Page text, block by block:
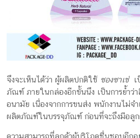
จึงจะเห็นได้ว่า ผู้ผลิตปกติใช้ ซองซาเช่
ภัณฑ์ ภายในกล่องอีกขั้นนึง เป็นการย้ำว่
อนามัย เนื่องจากการขนส่ง พนักงานไม่จ
ผลิตภัณฑ์ในบรรจุภัณฑ์ ก่อนที่จะถึงมือลูก